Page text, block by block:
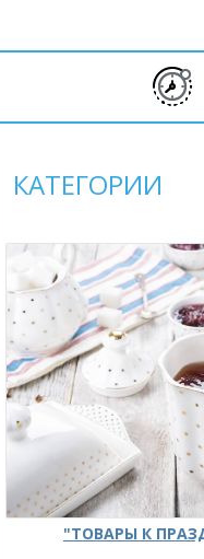
КАТЕГОРИИ
"ТОВАРЫ К